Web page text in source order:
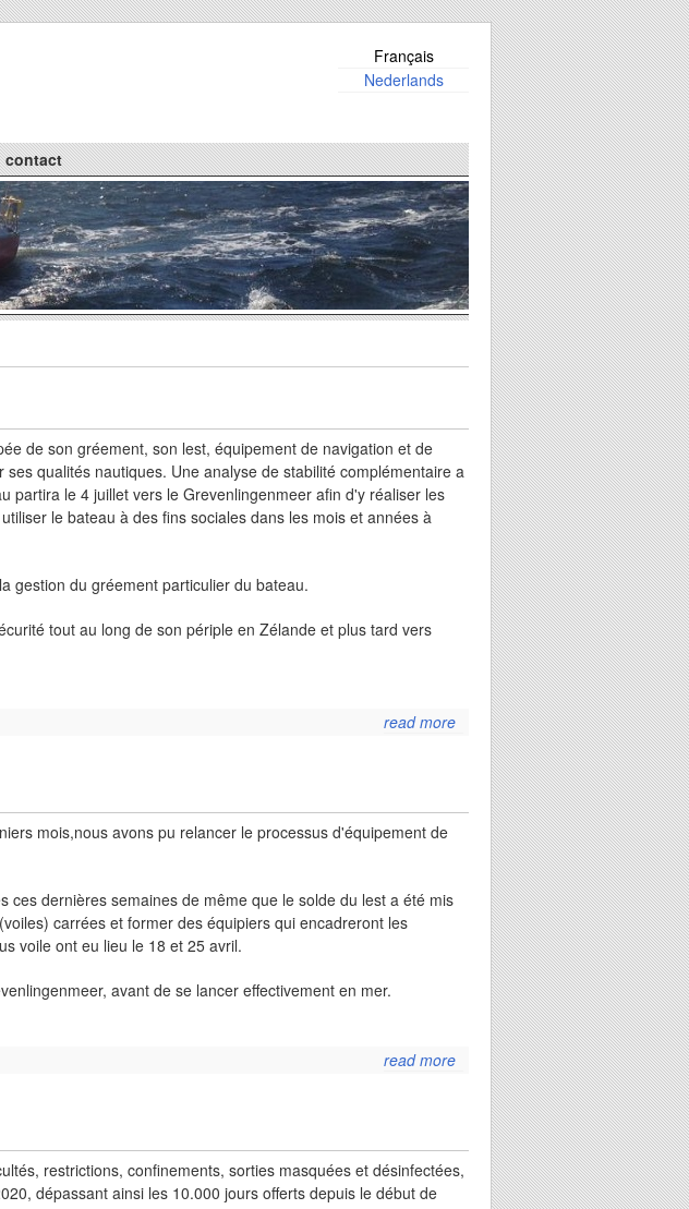
Français
Nederlands
contact
de son gréement, son lest, équipement de navigation et de
qualités nautiques. Une analyse de stabilité complémentaire a
partira le 4 juillet vers le Grevenlingenmeer afin d'y réaliser les
le bateau à des fins sociales dans les mois et années à
gestion du gréement particulier du bateau.
tout au long de son périple en Zélande et plus tard vers
read more
about la
licorne
prête
pour la
navigation
mois,nous avons pu relancer le processus d'équipement de
dernières semaines de même que le solde du lest a été mis
carrées et former des équipiers qui encadreront les
voile ont eu lieu le 18 et 25 avril.
avant de se lancer effectivement en mer.
read more
about
premiers
tests
sous
voiles de
la
licorne
restrictions, confinements, sorties masquées et désinfectées,
dépassant ainsi les 10.000 jours offerts depuis le début de